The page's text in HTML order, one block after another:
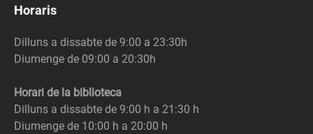
Horaris
Dilluns a dissabte de 9:00 a 23:30h
Diumenge de 09:00 a 20:30h
Horari de la biblioteca
Dilluns a dissabte de 9:00 h a 21:30 h
Diumenge de 10:00 h a 20:00 h